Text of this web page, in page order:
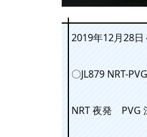
2019年12月28
〇JL879 NRT-
NRT 夜発 PVG